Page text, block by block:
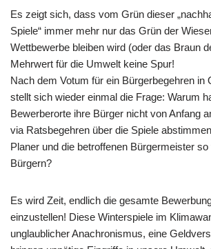
Es zeigt sich, dass vom Grün dieser
Spiele“ immer mehr nur das Grün der
Wettbewerbe bleiben wird (oder das Braun
Mehrwert für die Umwelt keine Spur!
Nach dem Votum für ein Bürgerbegehren in
stellt sich wieder einmal die Frage: Warum
Bewerberorte ihre Bürger nicht von Anfang
via Ratsbegehren über die Spiele
Planer und die betroffenen Bürgermeister
Bürgern?
Es wird Zeit, endlich die gesamte
einzustellen! Diese Winterspiele im
unglaublicher Anachronismus, eine